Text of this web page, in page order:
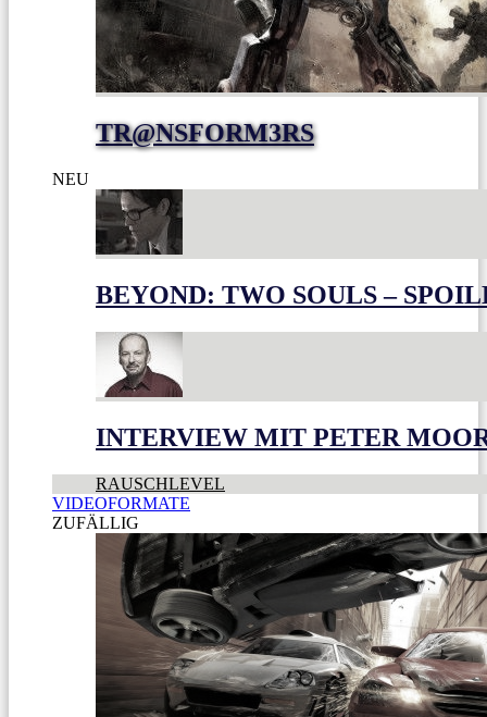
TR@NSFORM3RS
NEU
BEYOND: TWO SOULS –
INTERVIEW MIT PETER
RAUSCHLEVEL
VIDEOFORMATE
ZUFÄLLIG